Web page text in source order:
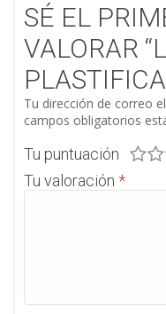
SÉ EL
VALORAR
Tu dirección de correo
campos obligatorios
Tu puntuación
Tu valoración *